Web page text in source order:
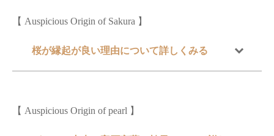
【 Auspicious Origin of Sakura 】
桜が縁起が良い理由について詳しくみる
【 Auspicious Origin of pearl 】